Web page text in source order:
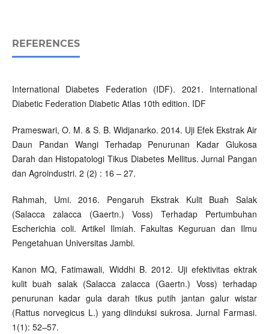
REFERENCES
International Diabetes Federation (IDF). 2021. International
Diabetic Federation Diabetic Atlas 10th edition. IDF
Prameswari, O. M. & S. B. Widjanarko. 2014. Uji Efek Ekstrak Air
Daun Pandan Wangi Terhadap Penurunan Kadar Glukosa
Darah dan Histopatologi Tikus Diabetes Mellitus. Jurnal Pangan
dan Agroindustri. 2 (2) : 16 – 27.
Rahmah, Umi. 2016. Pengaruh Ekstrak Kulit Buah Salak
(Salacca zalacca (Gaertn.) Voss) Terhadap Pertumbuhan
Escherichia coli. Artikel Ilmiah. Fakultas Keguruan dan Ilmu
Pengetahuan Universitas Jambi.
Kanon MQ, Fatimawali, Widdhi B. 2012. Uji efektivitas ektrak
kulit buah salak (Salacca zalacca (Gaertn.) Voss) terhadap
penurunan kadar gula darah tikus putih jantan galur wistar
(Rattus norvegicus L.) yang diinduksi sukrosa. Jurnal Farmasi.
1(1): 52–57.